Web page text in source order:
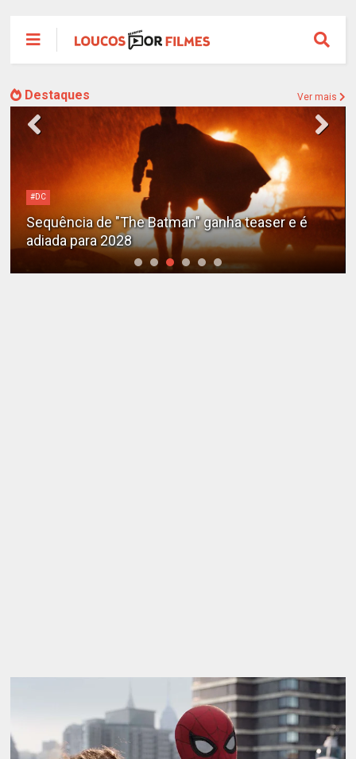
Destaques Ver mais
#DC
Sequência de "The Batman" ganha teaser e é
adiada para 2028